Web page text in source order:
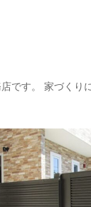
です。 家づくり